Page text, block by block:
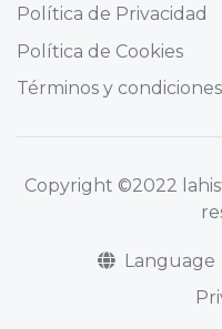
Política de Privacidad
Política de Cookies
Términos y condiciones
Copyright ©2022
Language